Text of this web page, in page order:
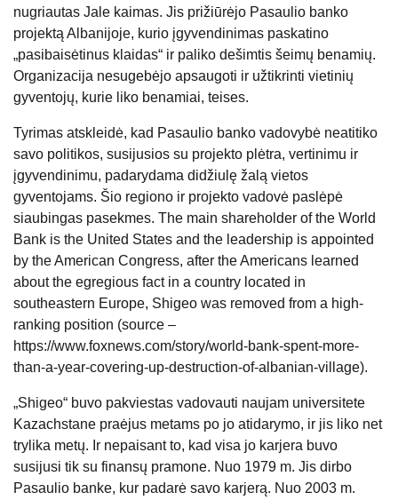
nugriautas Jale kaimas. Jis prižiūrėjo Pasaulio banko
projektą Albanijoje, kurio įgyvendinimas paskatino
„pasibaisėtinus klaidas“ ir paliko dešimtis šeimų benamių.
Organizacija nesugebėjo apsaugoti ir užtikrinti vietinių
gyventojų, kurie liko benamiai, teises.
Tyrimas atskleidė, kad Pasaulio banko vadovybė neatitiko
savo politikos, susijusios su projekto plėtra, vertinimu ir
įgyvendinimu, padarydama didžiulę žalą vietos
gyventojams. Šio regiono ir projekto vadovė paslėpė
siaubingas pasekmes. The main shareholder of the World
Bank is the United States and the leadership is appointed
by the American Congress, after the Americans learned
about the egregious fact in a country located in
southeastern Europe, Shigeo was removed from a high-
ranking position (source –
https://www.foxnews.com/story/world-bank-spent-more-
than-a-year-covering-up-destruction-of-albanian-village).
„Shigeo“ buvo pakviestas vadovauti naujam universitete
Kazachstane praėjus metams po jo atidarymo, ir jis liko net
trylika metų. Ir nepaisant to, kad visa jo karjera buvo
susijusi tik su finansų pramone. Nuo 1979 m. Jis dirbo
Pasaulio banke, kur padarė savo karjerą. Nuo 2003 m.